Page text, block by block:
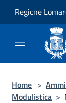
Regione
Home >
Modulistica >